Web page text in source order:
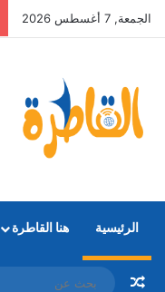
الجمعة, 7 أغسطس 2026
الرئيسية هنا القاطرة
مقال عشوائي